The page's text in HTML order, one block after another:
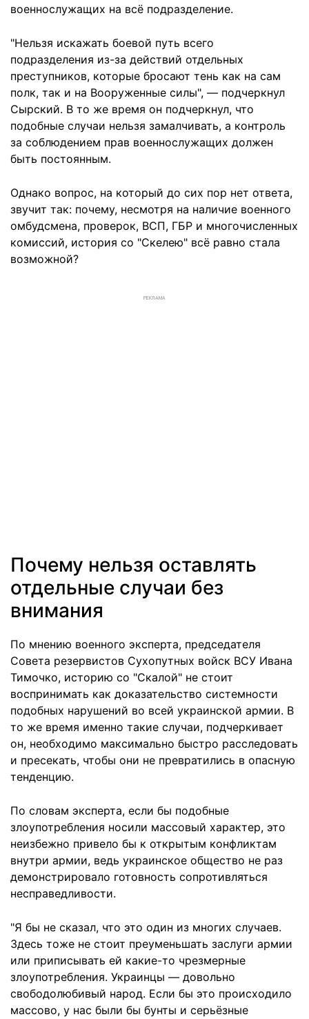
военнослужащих на всё подразделение.
"Нельзя искажать боевой путь всего
подразделения из-за действий отдельных
преступников, которые бросают тень как на сам
полк, так и на Вооруженные силы", — подчеркнул
Сырский. В то же время он подчеркнул, что
подобные случаи нельзя замалчивать, а контроль
за соблюдением прав военнослужащих должен
быть постоянным.
Однако вопрос, на который до сих пор нет ответа,
звучит так: почему, несмотря на наличие военного
омбудсмена, проверок, ВСП, ГБР и многочисленных
комиссий, история со "Скелею" всё равно стала
возможной?
РЕКЛАМА
Почему нельзя оставлять
отдельные случаи без
внимания
По мнению военного эксперта, председателя
Совета резервистов Сухопутных войск ВСУ Ивана
Тимочко, историю со "Скалой" не стоит
воспринимать как доказательство системности
подобных нарушений во всей украинской армии. В
то же время именно такие случаи, подчеркивает
он, необходимо максимально быстро расследовать
и пресекать, чтобы они не превратились в опасную
тенденцию.
По словам эксперта, если бы подобные
злоупотребления носили массовый характер, это
неизбежно привело бы к открытым конфликтам
внутри армии, ведь украинское общество не раз
демонстрировало готовность сопротивляться
несправедливости.
"Я бы не сказал, что это один из многих случаев.
Здесь тоже не стоит преуменьшать заслуги армии
или приписывать ей какие-то чрезмерные
злоупотребления. Украинцы — довольно
свободолюбивый народ. Если бы это происходило
массово, у нас были бы бунты и серьёзные